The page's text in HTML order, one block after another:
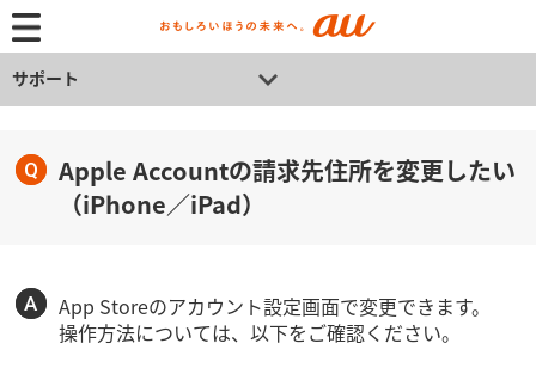
サポート
Apple Accountの請求先住所を変更したい
（iPhone／iPad）
App Storeのアカウント設定画面で変更できます。
操作方法については、以下をご確認ください。